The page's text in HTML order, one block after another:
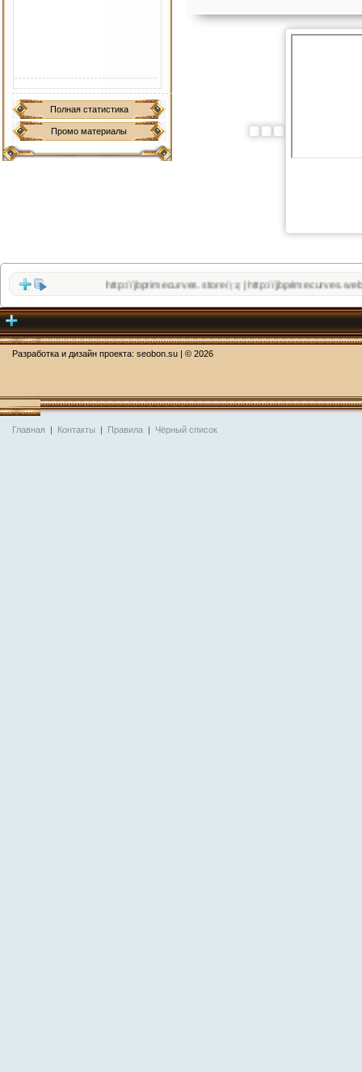
Полная статистика
Промо материалы
http://jbprimecurves.store/(1)| http://
Разработка и дизайн проекта: seobon.su | © 2026
Главная | Контакты | Правила | Чёрный список